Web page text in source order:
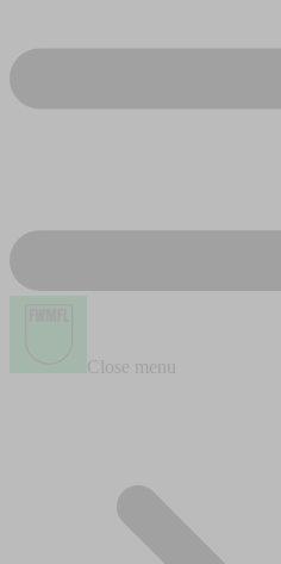
Close menu